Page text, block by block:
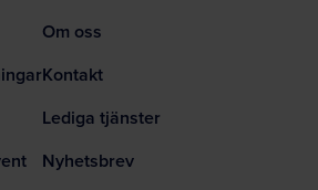
Om oss
Kontakt
Lediga tjänster
Nyhetsbrev